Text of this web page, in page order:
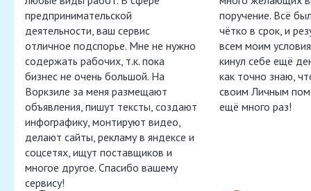
предпринимательской
деятельности, ваш сервис
отличное подспорье. Мне не нужно
содержать рабочих, т.к. пока
бизнес не очень большой. На
Воркзиле за меня размещают
объявления, пишут тексты, создают
инфографику, монтируют видео,
делают сайты, рекламу в яндексе и
соцсетях, ищут поставщиков и
многое другое. Спасибо вашему
сервису!
поручение. Всё
чётко в срок, и
всем моим
кинул себе ещё
как точно знаю,
своим Личным
ещё много раз!